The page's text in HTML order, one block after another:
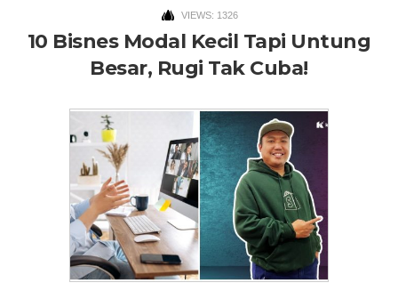
VIEWS: 1326
10 Bisnes Modal Kecil Tapi Untung
Besar, Rugi Tak Cuba!